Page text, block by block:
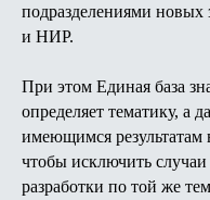
подразделениями новых
и НИР.
При этом Единая база
определяет тематику, а
имеющимся
чтобы исключить
разработки по той же